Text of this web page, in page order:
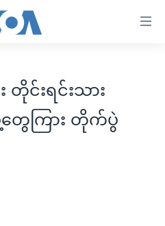
တိုင်းရင်းသား
ကြား တိုက်ပွဲ